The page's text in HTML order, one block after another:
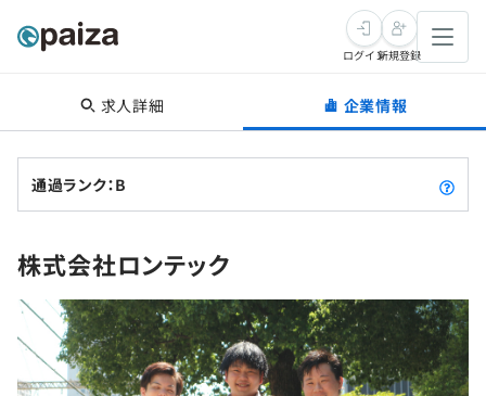
転職・キャリア
転職成功ガイド
転職エージェント
インタビュー
転職成功ガイド
新卒就活
求人検索
本選考
インターン
学習
講座一覧
問題集
スキルチェック
プログラミング言語
ゲーム・マンガ
ログイン新規登録
求人詳細 企業情報
通過ランク：B
株式会社ロンテック